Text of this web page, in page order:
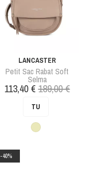
LANCASTER
Petit Sac Rabat Soft
Selma
Prix
113,40 €Prix
base
189,00 €
TU
Beige
-40%